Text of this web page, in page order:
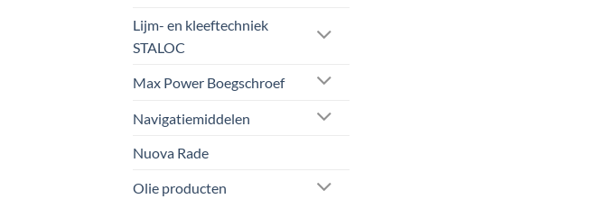
Lijm- en kleeftechniek
STALOC
Max Power Boegschroef
Navigatiemiddelen
Nuova Rade
Olie producten